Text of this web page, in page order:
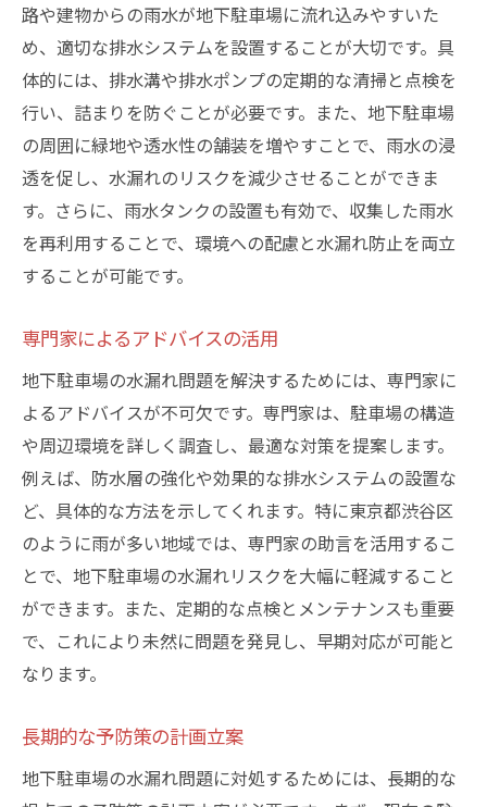
路や建物からの雨水が地下駐車場に流れ込みやすいた
め、適切な排水システムを設置することが大切です。具
体的には、排水溝や排水ポンプの定期的な清掃と点検を
行い、詰まりを防ぐことが必要です。また、地下駐車場
の周囲に緑地や透水性の舗装を増やすことで、雨水の浸
透を促し、水漏れのリスクを減少させることができま
す。さらに、雨水タンクの設置も有効で、収集した雨水
を再利用することで、環境への配慮と水漏れ防止を両立
することが可能です。
専門家によるアドバイスの活用
地下駐車場の水漏れ問題を解決するためには、専門家に
よるアドバイスが不可欠です。専門家は、駐車場の構造
や周辺環境を詳しく調査し、最適な対策を提案します。
例えば、防水層の強化や効果的な排水システムの設置な
ど、具体的な方法を示してくれます。特に東京都渋谷区
のように雨が多い地域では、専門家の助言を活用するこ
とで、地下駐車場の水漏れリスクを大幅に軽減すること
ができます。また、定期的な点検とメンテナンスも重要
で、これにより未然に問題を発見し、早期対応が可能と
なります。
長期的な予防策の計画立案
地下駐車場の水漏れ問題に対処するためには、長期的な